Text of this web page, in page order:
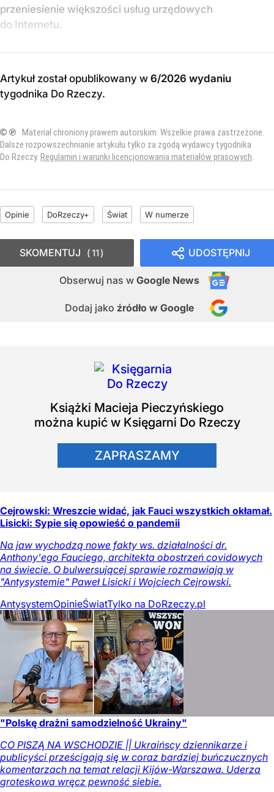
przeniesienie większości usług urzędowych
do Internetu.
Artykuł został opublikowany w 6/2026 wydaniu
tygodnika Do Rzeczy.
© ℗ Materiał chroniony prawem autorskim. Wszelkie prawa zastrzeżone.
Dalsze rozpowszechnianie artykułu tylko za zgodą wydawcy tygodnika
Do Rzeczy. Regulamin i warunki licencjonowania materiałów prasowych.
Opinie DoRzeczy+ Świat W numerze
UDOSTĘPNIJ
Obserwuj nas w Google News
Dodaj jako źródło w Google
SKOMENTUJ 11
Książki Macieja Pieczyńskiego
można kupić w Księgarni Do Rzeczy
ZAPRASZAMY
Cejrowski: Wreszcie widać, jak Fauci wszystkich okłamał.
Lisicki: Sypie się opowieść o pandemii
Na jaw wychodzą nowe fakty ws. działalności dr.
Anthony'ego Fauciego, architekta obostrzeń covidowych
na świecie. O bulwersującej sprawie rozmawiają w
"Antysystemie" Paweł Lisicki i Wojciech Cejrowski.
AntysystemOpinieŚwiatTylko na DoRzeczy.pl
"Polskę drażni samodzielność Ukrainy"
CO PISZĄ NA WSCHODZIE || Ukraińscy dziennikarze i
publicyści prześcigają się w coraz bardziej buńczucznych
komentarzach na temat relacji Kijów-Warszawa. Uderza
groteskowa wręcz pewność siebie.